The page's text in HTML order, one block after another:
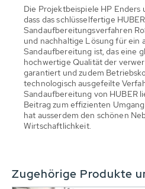
Die Projektbeispiele HP Enders
dass das schlüsselfertige HUBER
Sandaufbereitungsverfahren
und nachhaltige Lösung für ein
Sandaufbereitung ist, das eine
hochwertige Qualität der
garantiert und zudem
technologisch ausgefeilte
Sandaufbereitung von HUBER
Beitrag zum effizienten
hat ausserdem den schönen
Wirtschaftlichkeit.
Zugehörige Produkte